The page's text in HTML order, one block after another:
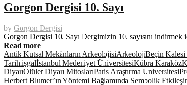
Gorgon Dergisi 10. Sayı
by Gorgon Dergisi
Gorgon Dergisi 10. Sayı Dergimizin 10. sayısını
Read more
Antik Kutsal Mekânların ArkeolojisiArkeolojiBeçin Kalesi
Tarihiişgalİstanbul Medeniyet ÜniversitesiKübra Karaköz
DiyarıÖlüler Diyarı MitoslarıParis Araştırma Üniversitesi
Herbert Blumer’ın Yöntemi Bağlamında Sembolik